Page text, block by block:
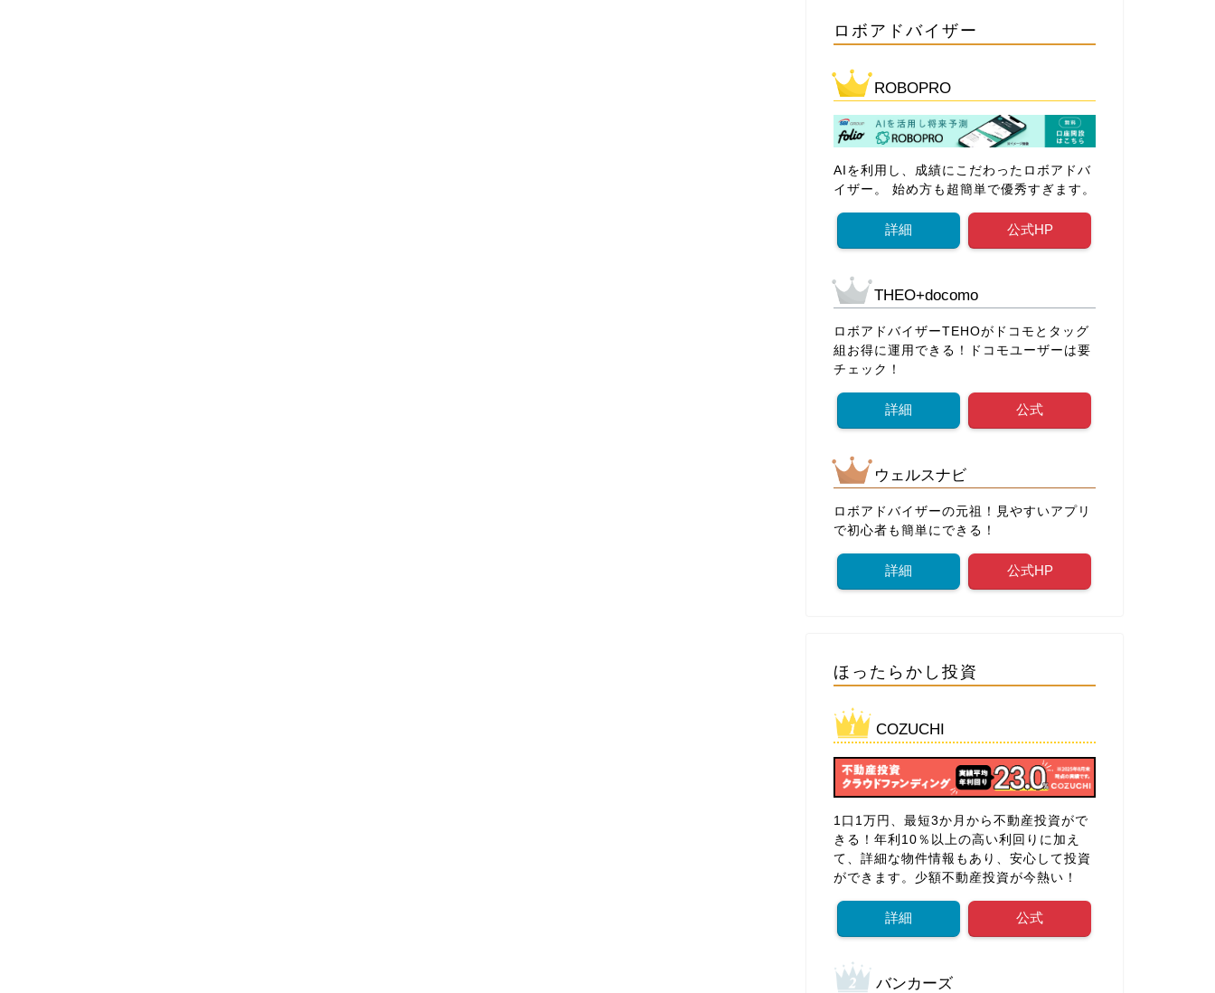
ロボアドバイザー
ROBOPRO
AIを利用し、成績にこだわったロボアドバ
イザー。 始め方も超簡単で優秀すぎます。
詳細 公式HP
THEO+docomo
ロボアドバイザーTEHOがドコモとタッグ
組お得に運用できる！ドコモユーザーは要
チェック！
詳細 公式
ウェルスナビ
ロボアドバイザーの元祖！見やすいアプリ
で初心者も簡単にできる！
詳細 公式HP
ほったらかし投資
COZUCHI
1口1万円、最短3か月から不動産投資がで
きる！年利10％以上の高い利回りに加え
て、詳細な物件情報もあり、安心して投資
ができます。少額不動産投資が今熱い！
詳細 公式
バンカーズ